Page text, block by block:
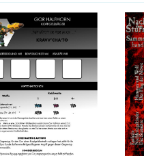
–
Halfhorn
als